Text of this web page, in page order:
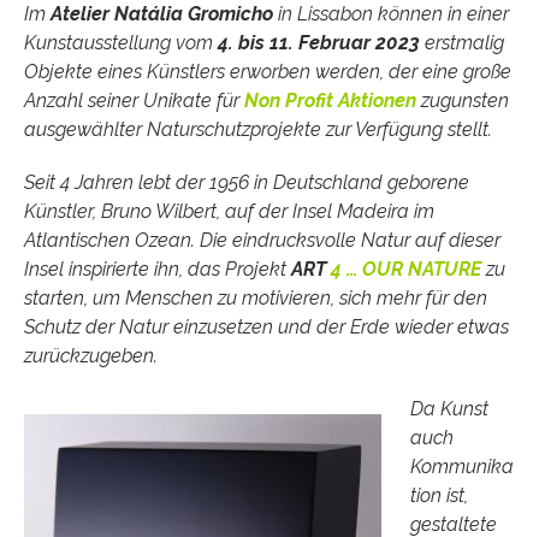
Im Atelier Natália Gromicho in Lissabon können in einer
Kunstausstellung vom4. bis 11. Februar 2023 erstmalig
Objekte eines Künstlers erworben werden, der eine große
Anzahl seiner Unikate fürNon Profit Aktionen zugunsten
ausgewählter Naturschutzprojekte zur Verfügung stellt.
Seit 4 Jahren lebt der 1956 in Deutschland geborene
Künstler, Bruno Wilbert, auf der Insel Madeira im
Atlantischen Ozean. Die eindrucksvolle Natur auf dieser
Insel inspirierte ihn, das Projekt ART4 … OUR NATURE zu
starten, um Menschen zu motivieren, sich mehr für den
Schutz der Natur einzusetzen und der Erde wieder etwas
zurückzugeben.
Da Kunst
auch
Kommunika
tion ist,
gestaltete